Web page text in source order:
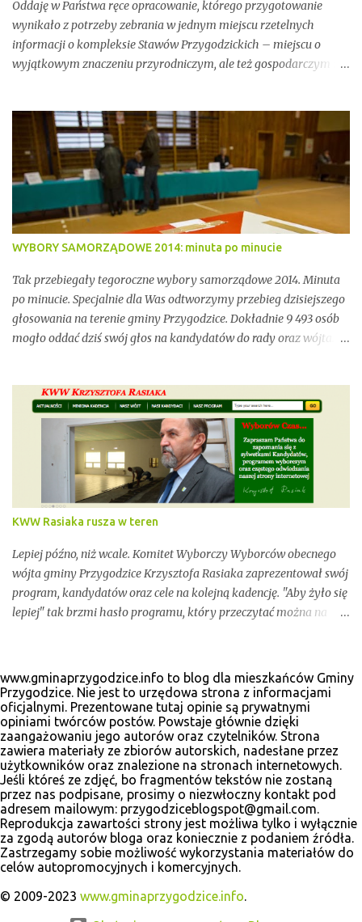
Oddaję w Państwa ręce opracowanie, którego przygotowanie
wynikało z potrzeby zebrania w jednym miejscu rzetelnych
informacji o kompleksie Stawów Przygodzickich – miejscu o
wyjątkowym znaczeniu przyrodniczym, ale też gospodarczym i
elementem ekosystemu Doliny Baryczy. W ostatnich latach stały
się jednak również przedmiotem konfliktów, napięć i realnych
zagrożeń związanych z brakiem ciągłości dzierżawy oraz
niewystarczającym wsparciem instytucjonalnym.
WYBORY SAMORZĄDOWE 2014: minuta po minucie
Tak przebiegały tegoroczne wybory samorządowe 2014. Minuta
po minucie. Specjalnie dla Was odtworzymy przebieg dzisiejszego
głosowania na terenie gminy Przygodzice. Dokładnie 9 493 osób
mogło oddać dziś swój głos na kandydatów do rady oraz wójta.
uważać. Incydentów podczas głosowania nie brakowało.
Wszystko zawarte zostanie w poniższym kalendarium.
Zaczynamy! Wystarczy, że odświeżysz stronę, a kolejne newsy
pojawią się w tym poście. Pozostańmy w stałym kontakcie.
KWW Rasiaka rusza w teren
Lepiej późno, niż wcale. Komitet Wyborczy Wyborców obecnego
wójta gminy Przygodzice Krzysztofa Rasiaka zaprezentował swój
program, kandydatów oraz cele na kolejną kadencję. "Aby żyło się
lepiej" tak brzmi hasło programu, który przeczytać można na
mijającej kadencji 2010-2014, wcześniej był członkiem zarządu
powiatu ostrowskiego i wicestarostą. Wśród kandydatów na
radnych gminnych zobaczyć wiele dobrze znanych postaci, ale
także nowe twarze. Poniżej materiały wyborcze, które udało nam
się zebrać.
www.gminaprzygodzice.info to blog dla mieszkańców Gminy
Przygodzice. Nie jest to urzędowa strona z informacjami
oficjalnymi. Prezentowane tutaj opinie są prywatnymi
opiniami twórców postów. Powstaje głównie dzięki
zaangażowaniu jego autorów oraz czytelników. Strona
zawiera materiały ze zbiorów autorskich, nadesłane przez
użytkowników oraz znalezione na stronach internetowych.
Jeśli któreś ze zdjęć, bo fragmentów tekstów nie zostaną
przez nas podpisane, prosimy o niezwłoczny kontakt pod
adresem mailowym: przygodziceblogspot@gmail.com.
Reprodukcja zawartości strony jest możliwa tylko i wyłącznie
za zgodą autorów bloga oraz koniecznie z podaniem źródła.
Zastrzegamy sobie możliwość wykorzystania materiałów do
celów autopromocyjnych i komercyjnych.
© 2009-2023 www.gminaprzygodzice.info.